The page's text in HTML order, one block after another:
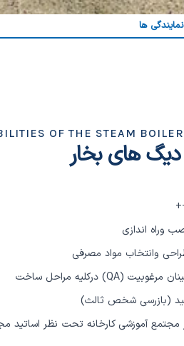
نمایندگی ها
OF THE STEAM
دیگ های بخار
وراه اندازی
وانتخاب مواد مصرفی
مرغوبیت (QA)
درکلیه مراحل ساخت
(بازرسی شخص ثالث)
مجتمع آموزشی کارخانه تحت نظر اساتید